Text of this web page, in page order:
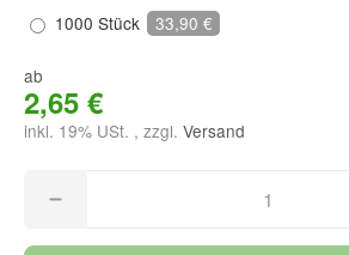
1000 Stück
33,90 €
ab
2,65 €
inkl. 19% USt. , zzgl. Versand